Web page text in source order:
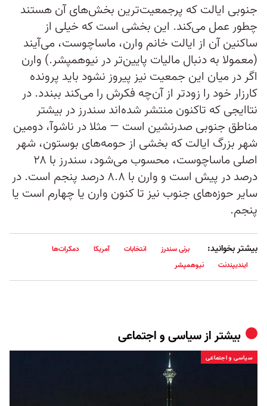
جنوبی ایالت که پرجمعیت‌ترین بخش‌های آن هستند
چطور عمل می‌کند. این بخشی است که خیلی از
ساکنین آن از ایالت خانم وارن، ماساچوست، می‌آیند
(معمولا به دنبال مالیات پایین‌تر در نیوهمپشر.) وارن
اگر در میان این جمعیت نیز پیروز نشود باید پرونده
کارزار خود را زودتر از آن‌چه فکرش را می‌کند ببندد. در
نتاایجی که تاکنون منتشر شده‌اند سندرز در بیشتر
مناطق جنوبی صدرنشین است — مثلا در ناشوآ، دومین
شهر بزرگ ایالت که بخشی از حومه‌های بوستون، شهر
اصلی ماساچوست، محسوب می‌شود، سندرز با ۲۸
درصد در پیش است و وارن با ۸.۸ درصد پنجم است. در
سایر حوزه‌های جنوب نیز تا کنون وارن یا چهارم است یا
پنجم.
بیشتر بخوانید: برنی سندرز انتخابات آمریکا
دمکرا‌ت‌ها
ایندیپندنت
نیوهمپشر
بیشتر ازسیاسی و اجتماعی
سیاسی و اجتماعی